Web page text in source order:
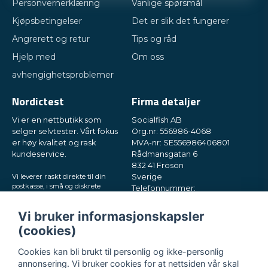
Bestill din Mycoplasma Pneumoniae Test nå
Sikre din helse og velvære ved å bestille din Mycoplasma
Pneumoniae-test fra Nordictest i dag. Klikk på lenken nedenfor for å
legge inn din bestilling og motta raske resultater innen kort tid. Vi er
her for å gjøre helse testing enkelt og tilgjengelig for deg.
Bestill din Mycoplasma Pneumoniae-test nå!
Personvernerklæring
Kjøpsbetingelser
Angrerett og retur
Hjelp med
avhengighetsproblemer
Vanlige spørsmål
Det er slik det fungerer
Tips og råd
Om oss
Nordictest
Vi er en nettbutikk som
selger selvtester. Vårt fokus
er høy kvalitet og rask
kundeservice.
Vi leverer raskt direkte til din
postkasse, i små og diskrete
Firma detaljer
Socialfish AB
Org.nr: 556986-4068
MVA-nr: SE556986406801
Rådmansgatan 6
832 41 Frösön
Sverige
Telefonnummer:
E-post:hey@nordictest.no
Vi bruker informasjonskapsler
(cookies)
Cookies kan bli brukt til personlig og ikke-personlig
annonsering. Vi bruker cookies for at nettsiden vår skal